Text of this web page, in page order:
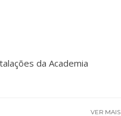
da Academia
VER MAIS